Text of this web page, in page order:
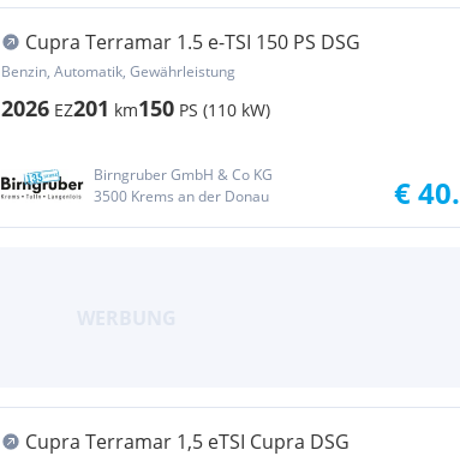
Cupra Terramar 1.5 e-TSI 150 PS DSG
Benzin, Automatik, Gewährleistung
2026 EZ201 km150 PS (110 kW)
Birngruber GmbH & Co KG
3500 Krems an der Donau
€
Cupra Terramar 1,5 eTSI Cupra DSG